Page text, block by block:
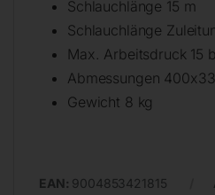
Schlauchlänge 15 m
Schlauchlänge
Max. Arbeitsdruck 15
Abmessungen
Gewicht 8 kg
EAN: 9004853421815